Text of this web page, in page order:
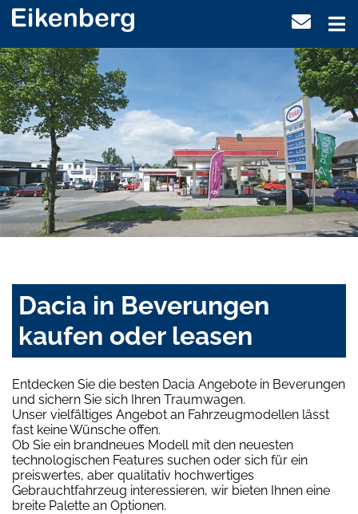
Dacia in Beverungen
kaufen oder leasen
Entdecken Sie die besten Dacia Angebote in Beverungen
und sichern Sie sich Ihren Traumwagen.
Unser vielfältiges Angebot an Fahrzeugmodellen lässt
fast keine Wünsche offen.
Ob Sie ein brandneues Modell mit den neuesten
technologischen Features suchen oder sich für ein
preiswertes, aber qualitativ hochwertiges
Gebrauchtfahrzeug interessieren, wir bieten Ihnen eine
breite Palette an Optionen.